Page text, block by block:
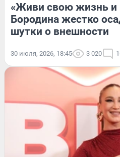
«Живи свою жизнь и
Бородина жестко
шутки о внешности
30 июля, 2026, 18:45 3 020